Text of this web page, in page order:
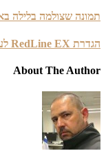
תמונה שצולמה בלילה
הגדרת RedLine EX לעבודה בישראל
About The Author